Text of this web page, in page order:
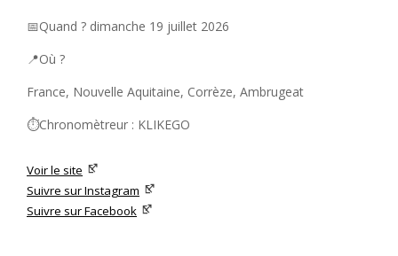
📅Quand ? dimanche 19 juillet 2026
📍Où ?
France, Nouvelle Aquitaine, Corrèze, Ambrugeat
⏱️Chronomètreur : KLIKEGO
Voir le site
Suivre sur Instagram
Suivre sur Facebook